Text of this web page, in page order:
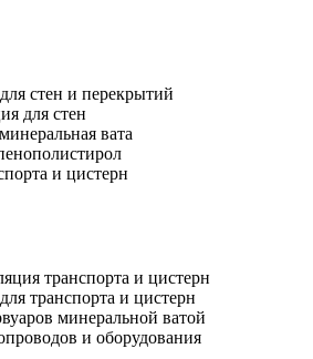
стен и перекрытий
для стен
вата
и цистерн
транспорта и цистерн
транспорта и цистерн
минеральной ватой
и оборудования